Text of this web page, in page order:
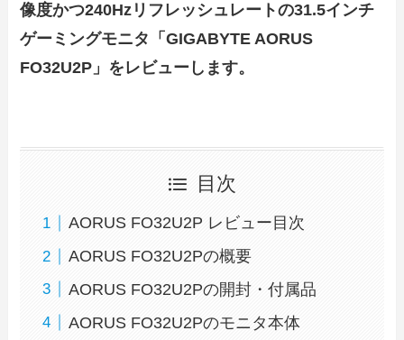
像度かつ240Hzリフレッシュレートの31.5インチ
ゲーミングモニタ「GIGABYTE AORUS
FO32U2P」をレビューします。
目次
AORUS FO32U2P レビュー目次
AORUS FO32U2Pの概要
AORUS FO32U2Pの開封・付属品
AORUS FO32U2Pのモニタ本体